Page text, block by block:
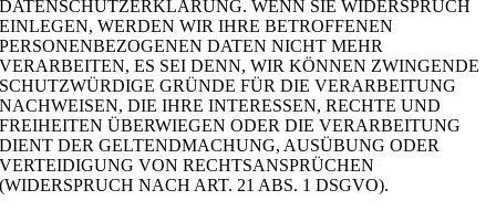
DATENSCHUTZERKLÄRUNG. WENN SIE WIDERSPRUCH
EINLEGEN, WERDEN WIR IHRE BETROFFENEN
PERSONENBEZOGENEN DATEN NICHT MEHR
VERARBEITEN, ES SEI DENN, WIR KÖNNEN ZWINGENDE
SCHUTZWÜRDIGE GRÜNDE FÜR DIE VERARBEITUNG
NACHWEISEN, DIE IHRE INTERESSEN, RECHTE UND
FREIHEITEN ÜBERWIEGEN ODER DIE VERARBEITUNG
DIENT DER GELTENDMACHUNG, AUSÜBUNG ODER
VERTEIDIGUNG VON RECHTSANSPRÜCHEN
(WIDERSPRUCH NACH ART. 21 ABS. 1 DSGVO).